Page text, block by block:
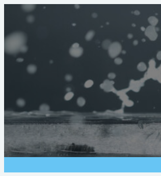
Siirry
sisältöön